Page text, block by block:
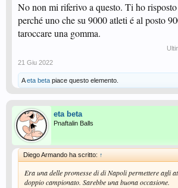
No non mi riferivo a questo. Ti ho
perché uno che su 9000 atleti é al posto
taroccare una gomma.
21 Giu 2022
Aeta beta piace questo elemento.
eta beta
Pnaftalin Balls
Diego Armando ha scritto: ↑
Era una delle promesse di di Napoli permettere agli
doppio campionato. Sarebbe una buona occasione.